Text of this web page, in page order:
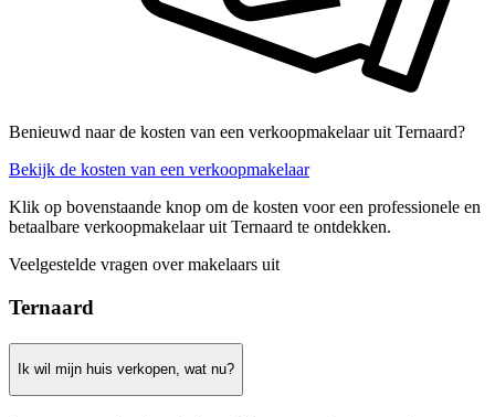
Benieuwd naar de kosten van een verkoopmakelaar uit Ternaard?
Bekijk de kosten van een verkoopmakelaar
Klik op bovenstaande knop om de kosten voor een professionele en
betaalbare verkoopmakelaar uit Ternaard te ontdekken.
Veelgestelde vragen over makelaars uit
Ternaard
Ik wil mijn huis verkopen, wat nu?